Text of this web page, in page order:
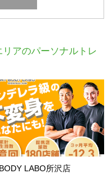
アのパーソナルトレ
LABO所沢店